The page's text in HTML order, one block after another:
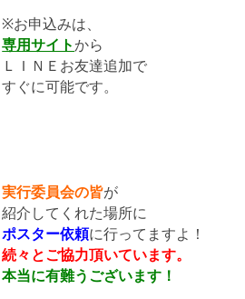
※お申込みは、
専用サイトから
ＬＩＮＥお友達追加で
すぐに可能です。
実行委員会の皆が
紹介してくれた場所に
ポスター依頼に行ってますよ！
続々とご協力頂いています。
本当に有難うございます！